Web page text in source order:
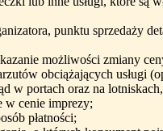
punktu sprzedaży
możliwości zmiany
obciążających usługi
w portach oraz na
w cenie imprezy;
płatności;